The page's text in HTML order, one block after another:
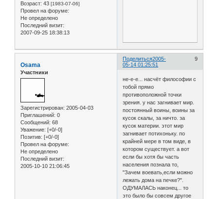
Возраст: 43 [1983-07-06]
Провел на форуме:
Не определено
Последний визит:
2007-09-25 18:38:13
Поделиться 9
2005-
05-14 01:25:51
Osama
Участники
Зарегистрирован: 2005-04-03
Приглашений: 0
Сообщений: 68
Уважение: [+0/-0]
Позитив: [+0/-0]
Провел на форуме:
Не определено
Последний визит:
2005-10-10 21:06:45
не-е-е... насчёт философии с
тобой прямо
противоположной точки
зрения. у нас загнивает мир.
постоянный воины, воины за
кусок скалы, за ничто. за
кусок материи. этот мир
загнивает потихоньку. по
крайней мере в том виде, в
котором существует. а вот
если бы хотя бы часть
населения познала то,
"Зачем воевать,если можно
лежать дома на печке?".
ОДУМАЛАСЬ наконец... то
это было бы совсем другое